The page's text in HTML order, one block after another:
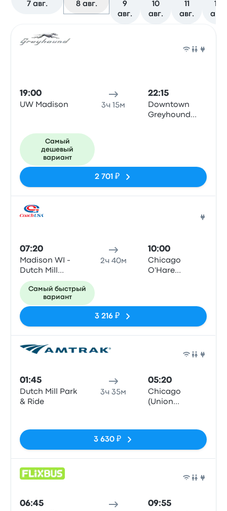
7 авг.
8 авг.
9
авг.
10
авг.
11
авг.
12
авг.
19:00
UW Madison 3ч 15м
22:15
Downtown
Greyhound
Самый
дешевый
вариант
2 701 ₽
07:20
Madison WI -
Dutch Mill
Park-N-Ride
(SMD)
2ч 40м
10:00
Chicago
O'Hare
Самый быстрый
вариант
3 216 ₽
01:45
Dutch Mill Park
& Ride
3ч 35м
05:20
Chicago
(Union
3 630 ₽
06:45 09:55